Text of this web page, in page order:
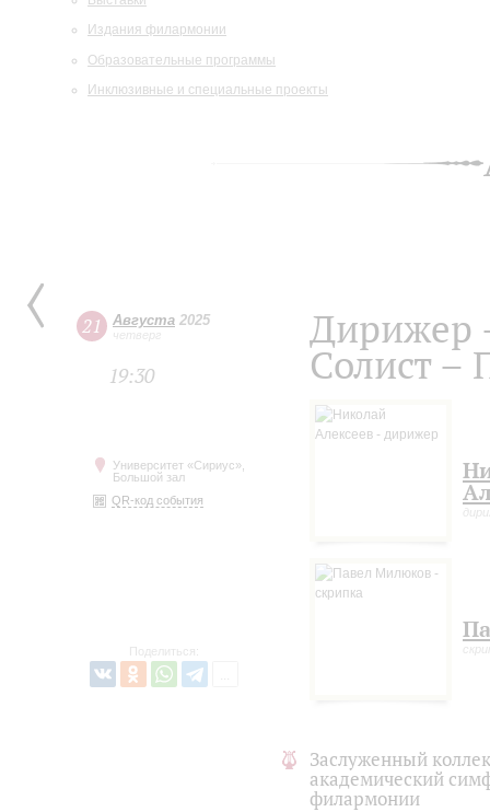
Издания филармонии
Образовательные программы
Инклюзивные и специальные проекты
21 Августа 2025
четверг
19:30
Университет «Сириус»,
Большой зал
QR-код события
Поделиться:
Дирижер
Солист –
Заслуженный
академический
филармонии